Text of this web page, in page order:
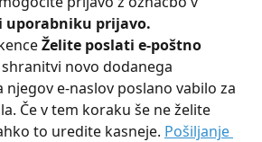
uporabniku prijavo.
Želite poslati e-poštno
novo dodanega
e-naslov poslano vabilo za
Če v tem koraku še ne želite
to uredite kasneje. Pošiljanje